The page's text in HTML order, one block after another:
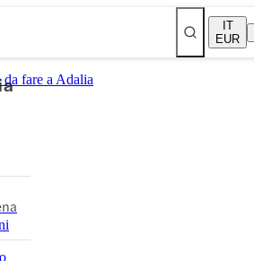
IT
EUR
fare a Adalia